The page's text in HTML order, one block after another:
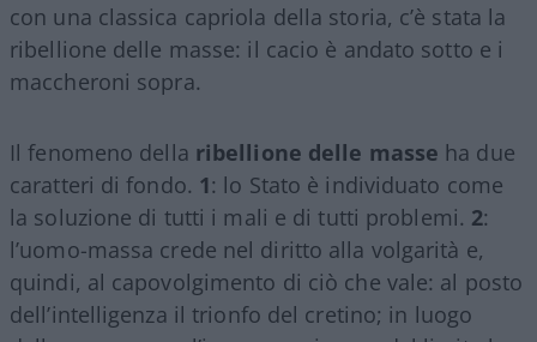
con una classica capriola della storia, c’è stata la
ribellione delle masse: il cacio è andato sotto e i
maccheroni sopra.
Il fenomeno della ribellione delle masse ha due
caratteri di fondo. 1: lo Stato è individuato come
la soluzione di tutti i mali e di tutti problemi. 2:
l’uomo-massa crede nel diritto alla volgarità e,
quindi, al capovolgimento di ciò che vale: al posto
dell’intelligenza il trionfo del cretino; in luogo